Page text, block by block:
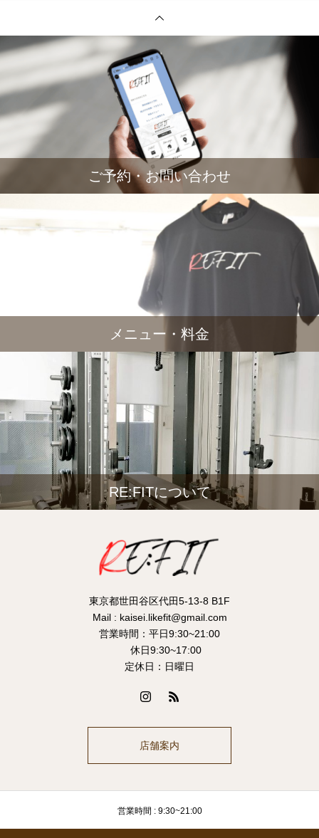
ご予約・お問い合わせ
メニュー・料金
RE:FITについて
東京都世田谷区代田5-13-8 B1F
Mail : kaisei.likefit@gmail.com
営業時間：平日9:30~21:00
休日9:30~17:00
定休日：日曜日
店舗案内
営業時間 : 9:30~21:00